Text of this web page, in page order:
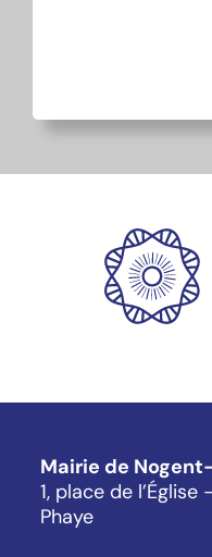
Mairie de
1, place de
Phaye